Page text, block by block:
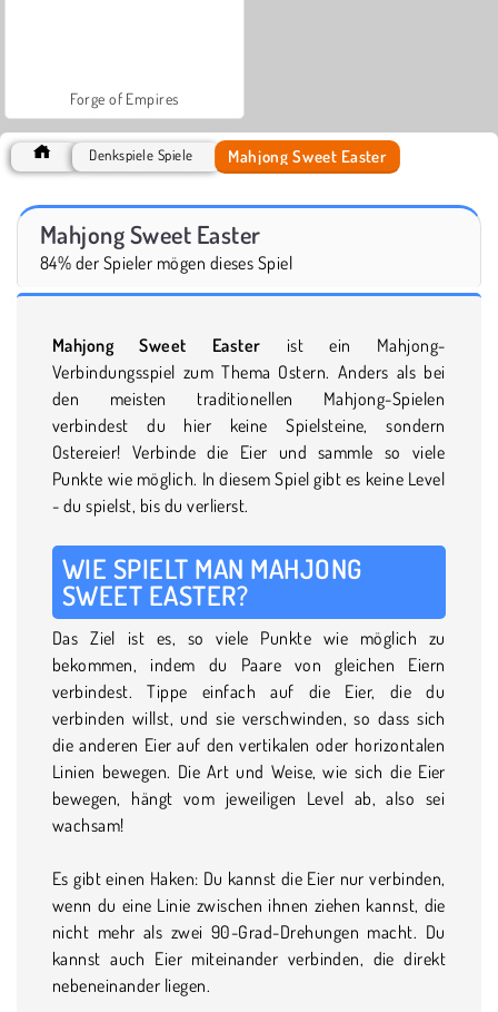
Forge of Empires
Denkspiele Spiele Mahjong Sweet Easter
Mahjong Sweet Easter
84% der Spieler mögen dieses Spiel
Mahjong Sweet Easter ist ein Mahjong-
Verbindungsspiel zum Thema Ostern. Anders als bei
den meisten traditionellen Mahjong-Spielen
verbindest du hier keine Spielsteine, sondern
Ostereier! Verbinde die Eier und sammle so viele
Punkte wie möglich. In diesem Spiel gibt es keine Level
- du spielst, bis du verlierst.
WIE SPIELT MAN MAHJONG
SWEET EASTER?
Das Ziel ist es, so viele Punkte wie möglich zu
bekommen, indem du Paare von gleichen Eiern
verbindest. Tippe einfach auf die Eier, die du
verbinden willst, und sie verschwinden, so dass sich
die anderen Eier auf den vertikalen oder horizontalen
Linien bewegen. Die Art und Weise, wie sich die Eier
bewegen, hängt vom jeweiligen Level ab, also sei
wachsam!
Es gibt einen Haken: Du kannst die Eier nur verbinden,
wenn du eine Linie zwischen ihnen ziehen kannst, die
nicht mehr als zwei 90-Grad-Drehungen macht. Du
kannst auch Eier miteinander verbinden, die direkt
nebeneinander liegen.